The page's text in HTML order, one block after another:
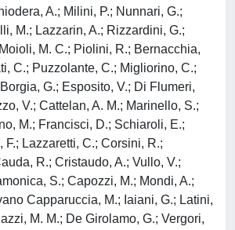
A.; Milini, P.; Nunnari, G.;
M.; Lazzarin, A.; Rizzardini, G.;
M. C.; Piolini, R.; Bernacchia,
C.; Puzzolante, C.; Migliorino, C.;
G.; Esposito, V.; Di Flumeri,
V.; Cattelan, A. M.; Marinello, S.;
M.; Francisci, D.; Schiaroli, E.;
F.; Lazzaretti, C.; Corsini, R.;
R.; Cristaudo, A.; Vullo, V.;
S.; Capozzi, M.; Mondi, A.;
Capparuccia, M.; Iaiani, G.; Latini,
M. M.; De Girolamo, G.; Vergori,